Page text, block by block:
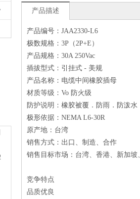
产品描述
产品编号：JAA2330-L6
极数规格：3P（2P+E）
产品规格：30A 250Vac
插拔型式：引挂式 - 美规
产品名称：电缆中间橡胶插母
材质等级：Vo 防火级
防护说明：橡胶被覆．防雨．防泼水
极形依据：NEMA L6-30R
原产地：台湾
销售方式：出口、制造、合作
销售目标市场：台湾、香港、新加坡
竞争特点
品质优良